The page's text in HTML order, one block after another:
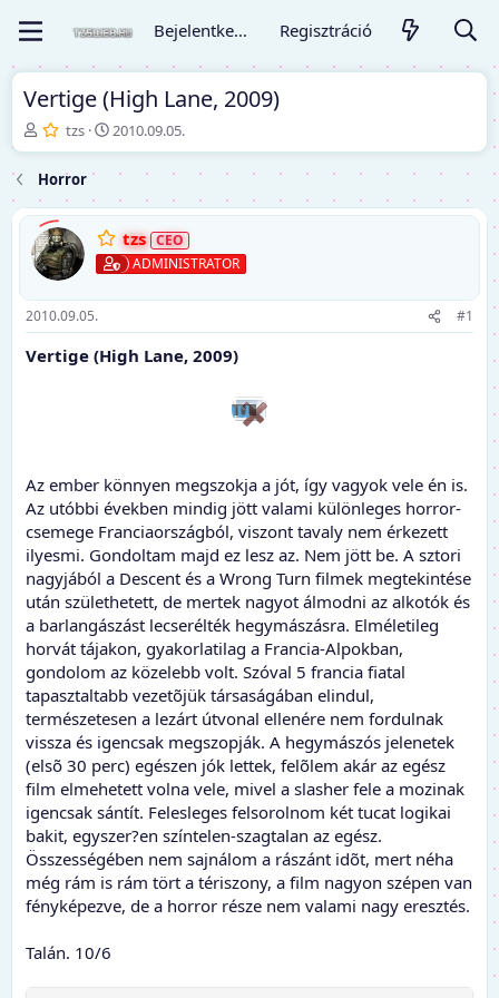
Bejelentkezés Regisztráció
Vertige (High Lane, 2009)
T
é
m
a
i
n
d
í
ó
tzs
K
e
ő
á
t
2010.09.05.
Horror
tzs
ADMINISTRATOR
2010.09.05. #1
Vertige (High Lane, 2009)
Az ember könnyen megszokja a jót, így vagyok vele én is.
Az utóbbi években mindig jött valami különleges horror-
csemege Franciaországból, viszont tavaly nem érkezett
ilyesmi. Gondoltam majd ez lesz az. Nem jött be. A sztori
nagyjából a Descent és a Wrong Turn filmek megtekintése
után születhetett, de mertek nagyot álmodni az alkotók és
a barlangászást lecserélték hegymászásra. Elméletileg
horvát tájakon, gyakorlatilag a Francia-Alpokban,
gondolom az közelebb volt. Szóval 5 francia fiatal
tapasztaltabb vezetõjük társaságában elindul,
természetesen a lezárt útvonal ellenére nem fordulnak
vissza és igencsak megszopják. A hegymászós jelenetek
(elsõ 30 perc) egészen jók lettek, felõlem akár az egész
film elmehetett volna vele, mivel a slasher fele a mozinak
igencsak sántít. Felesleges felsorolnom két tucat logikai
bakit, egyszer?en színtelen-szagtalan az egész.
Összességében nem sajnálom a rászánt idõt, mert néha
még rám is rám tört a tériszony, a film nagyon szépen van
fényképezve, de a horror része nem valami nagy eresztés.
Talán. 10/6